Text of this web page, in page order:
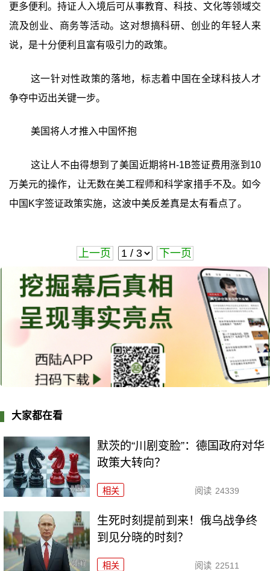
更多便利。持证人入境后可从事教育、科技、文化等领域交
流及创业、商务等活动。这对想搞科研、创业的年轻人来
说，是十分便利且富有吸引力的政策。
这一针对性政策的落地，标志着中国在全球科技人才
争夺中迈出关键一步。
美国将人才推入中国怀抱
这让人不由得想到了美国近期将H-1B签证费用涨到10
万美元的操作，让无数在美工程师和科学家措手不及。如今
中国K字签证政策实施，这波中美反差真是太有看点了。
上一页 下一页
大家都在看
默茨的“川剧变脸”：德国政府对华
政策大转向？
相关 阅读 24339
生死时刻提前到来！俄乌战争终
到见分晓的时刻？
相关 阅读 22511